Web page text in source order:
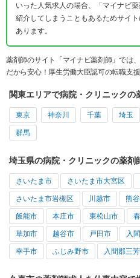
いった人気求人の場合、「マイナビ
紹介してしまうこともあるためサイ
あります。
薬剤師のサイト「マイナビ薬剤師」では
だから安心！厚生労働大臣認可の転職支援
関東エリアで病院・クリニックの
東京 神奈川 千葉 埼玉
群馬
埼玉県の病院・クリニックの薬剤
さいたま市 さいたま市大宮区
さいたま市岩槻区 川越市 熊
飯能市 本庄市 東松山市
草加市 越谷市 戸田市 入
幸手市 ふじみ野市 入間郡三